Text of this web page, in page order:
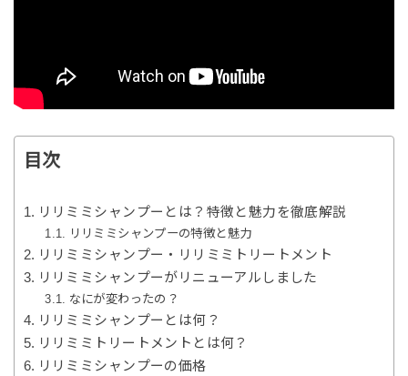
目次
リリミミシャンプーとは？特徴と魅力を徹底解説
リリミミシャンプーの特徴と魅力
リリミミシャンプー・リリミミトリートメント
リリミミシャンプーがリニューアルしました
なにが変わったの？
リリミミシャンプーとは何？
リリミミトリートメントとは何？
リリミミシャンプーの価格